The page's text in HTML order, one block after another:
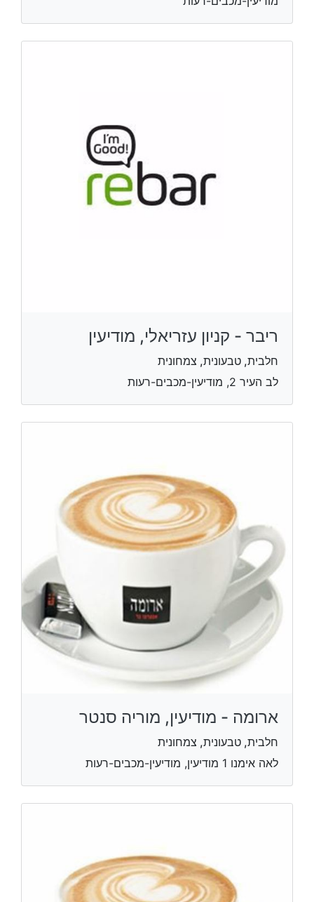
ריבר - קניון עזריאלי, מודיעין
חלבית, טבעונית, צמחונית
לב העיר 2, מודיעין-מכבים-רעות
ארומה - מודיעין, מוריה סנטר
חלבית, טבעונית, צמחונית
לאה אימנו 1 מודיעין, מודיעין-מכבים-רעות